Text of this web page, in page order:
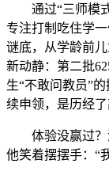
通过“三师模式”
专注打制吃住学
谜底，从学龄前
新动静：第二批
生“不敢问教员”
续申领，是历经
体验没赢过？添
他笑着摆摆手：“